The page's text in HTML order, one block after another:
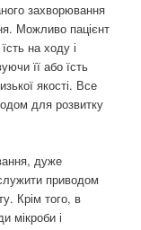
захворювання
Можливо пацієнт
на ходу і
її або їсть
якості. Все
для розвитку
дуже
приводом
Крім того, в
мікроби і